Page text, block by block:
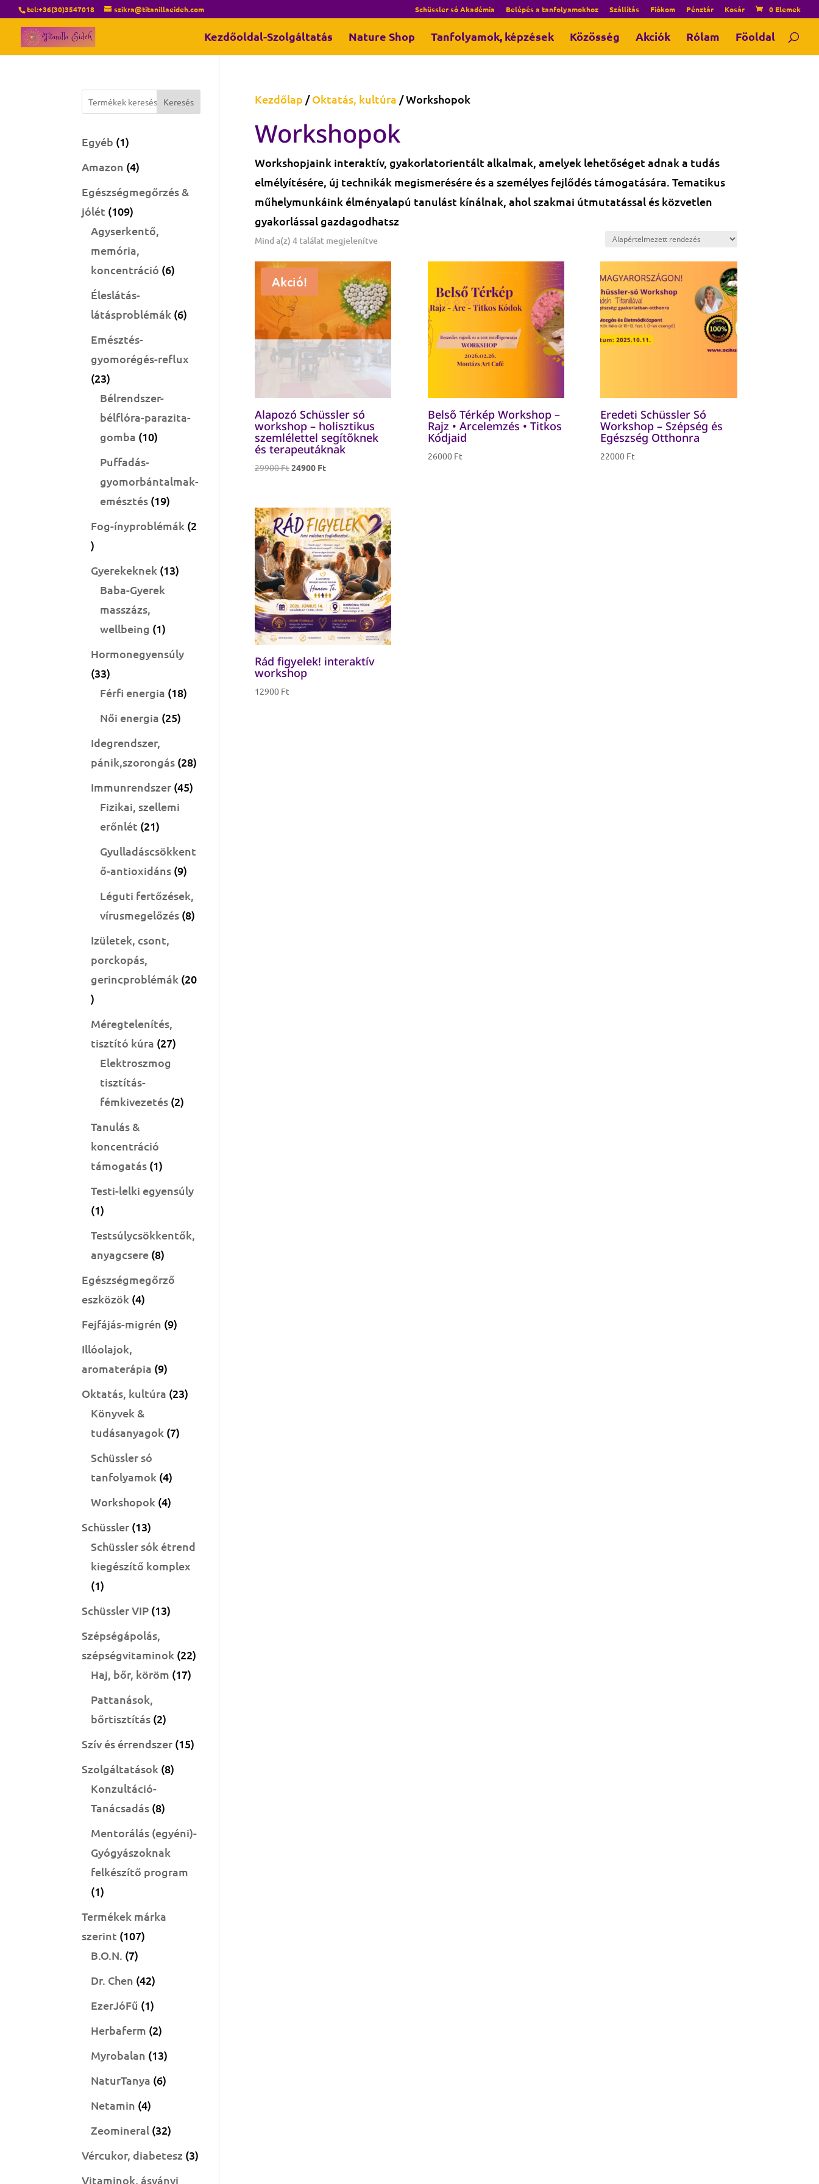
tel:+36(30)3547018 szikra@titanillaeideh.com Schüssler só Akadémia Belépés a tanfolyamokhoz Szállítás Fiókom Pénztár Kosár 0 Elemek
Kezdőoldal-Szolgáltatás Nature Shop Tanfolyamok, képzések Közösség Akciók Rólam Föoldal
Kezdőlap /Oktatás, kultúra / Workshopok
Workshopok
Workshopjaink interaktív, gyakorlatorientált alkalmak, amelyek lehetőséget adnak a tudás
elmélyítésére, új technikák megismerésére és a személyes fejlődés támogatására. Tematikus
műhelymunkáink élményalapú tanulást kínálnak, ahol szakmai útmutatással és közvetlen
gyakorlással gazdagodhatsz
Mind a(z) 4 találat megjelenítve
Akció!
Alapozó Schüssler só
workshop – holisztikus
szemlélettel segítőknek
és terapeutáknak
29900FtOriginal
29900 Ft.
24900 FtCurrent
24900 Ft.
Belső Térkép Workshop –
Rajz • Arcelemzés • Titkos
Kódjaid
26000 Ft
Eredeti Schüssler Só
Workshop – Szépség és
Egészség Otthonra
22000 Ft
Rád figyelek! interaktív
workshop
12900 Ft
Keresés
Egyéb 11
termék
Amazon 44
termék
Egészségmegőrzés &
jólét 109109
termék
Agyserkentő,
memória,
koncentráció 66
Éleslátás-
látásproblémák 66
Emésztés-
gyomorégés-reflux
2323
termék
Bélrendszer-
bélflóra-parazita-
gomba 1010
Puffadás-
gyomorbántalmak-
emésztés 1919
termék
Fog-ínyproblémák 2
2
termék
Gyerekeknek 1313
Baba-Gyerek
masszázs,
wellbeing 11
termék
Hormonegyensúly
3333
termék
Férfi energia 1818
Női energia 2525
Idegrendszer,
pánik,szorongás 2828
Immunrendszer 4545
Fizikai, szellemi
erőnlét 2121
termék
Gyulladáscsökkent
ő-antioxidáns 99
termék
Léguti fertőzések,
vírusmegelőzés 88
Izületek, csont,
porckopás,
gerincproblémák 20
20
termék
Méregtelenítés,
tisztító kúra 2727
Elektroszmog
tisztítás-
fémkivezetés 22
Tanulás &
koncentráció
támogatás 11
termék
Testi-lelki egyensúly
11
termék
Testsúlycsökkentők,
anyagcsere 88
termék
Egészségmegőrző
eszközök 44
termék
Fejfájás-migrén 99
Illóolajok,
aromaterápia 99
termék
Oktatás, kultúra 2323
Könyvek &
tudásanyagok 77
Schüssler só
tanfolyamok 44
termék
Workshopok 44
Schüssler 1313
termék
Schüssler sók étrend
kiegészítő komplex
11
termék
Schüssler VIP 1313
Szépségápolás,
szépségvitaminok 2222
Haj, bőr, köröm 1717
Pattanások,
bőrtisztítás 22
termék
Szív és érrendszer 1515
Szolgáltatások 88
Konzultáció-
Tanácsadás 88
termék
Mentorálás (egyéni)-
Gyógyászoknak
felkészítő program
11
termék
Termékek márka
szerint 107107
B.O.N. 77
termék
Dr. Chen 4242
termék
EzerJóFű 11
termék
Herbaferm 22
termék
Myrobalan 1313
termék
NaturTanya 66
Netamin 44
termék
Zeomineral 3232
termék
Vércukor, diabetesz 33
Vitaminok, ásványi